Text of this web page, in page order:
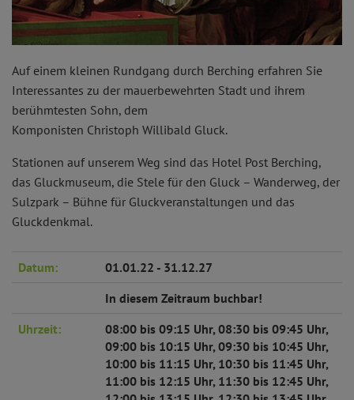
Auf einem kleinen Rundgang durch Berching erfahren Sie
Interessantes zu der mauerbewehrten Stadt und ihrem
berühmtesten Sohn, dem
Komponisten Christoph Willibald Gluck.
Stationen auf unserem Weg sind das Hotel Post Berching,
das Gluckmuseum, die Stele für den Gluck – Wanderweg, der
Sulzpark – Bühne für Gluckveranstaltungen und das
Gluckdenkmal.
Datum:
01.01.22 - 31.12.27
In diesem Zeitraum buchbar!
Uhrzeit:
08:00 bis 09:15 Uhr, 08:30 bis 09:45 Uhr,
09:00 bis 10:15 Uhr, 09:30 bis 10:45 Uhr,
10:00 bis 11:15 Uhr, 10:30 bis 11:45 Uhr,
11:00 bis 12:15 Uhr, 11:30 bis 12:45 Uhr,